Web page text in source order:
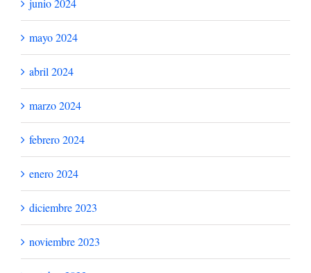
julio 2025
junio 2025
mayo 2025
abril 2025
marzo 2025
febrero 2025
enero 2025
diciembre 2024